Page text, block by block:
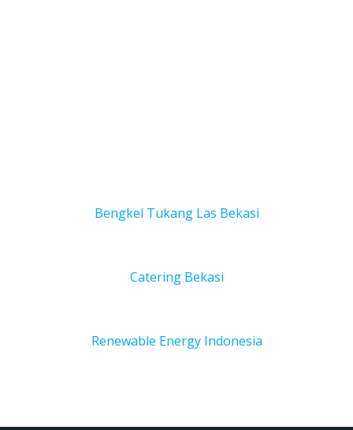
Bengkel Tukang Las Bekasi
Catering Bekasi
Renewable Energy Indonesia